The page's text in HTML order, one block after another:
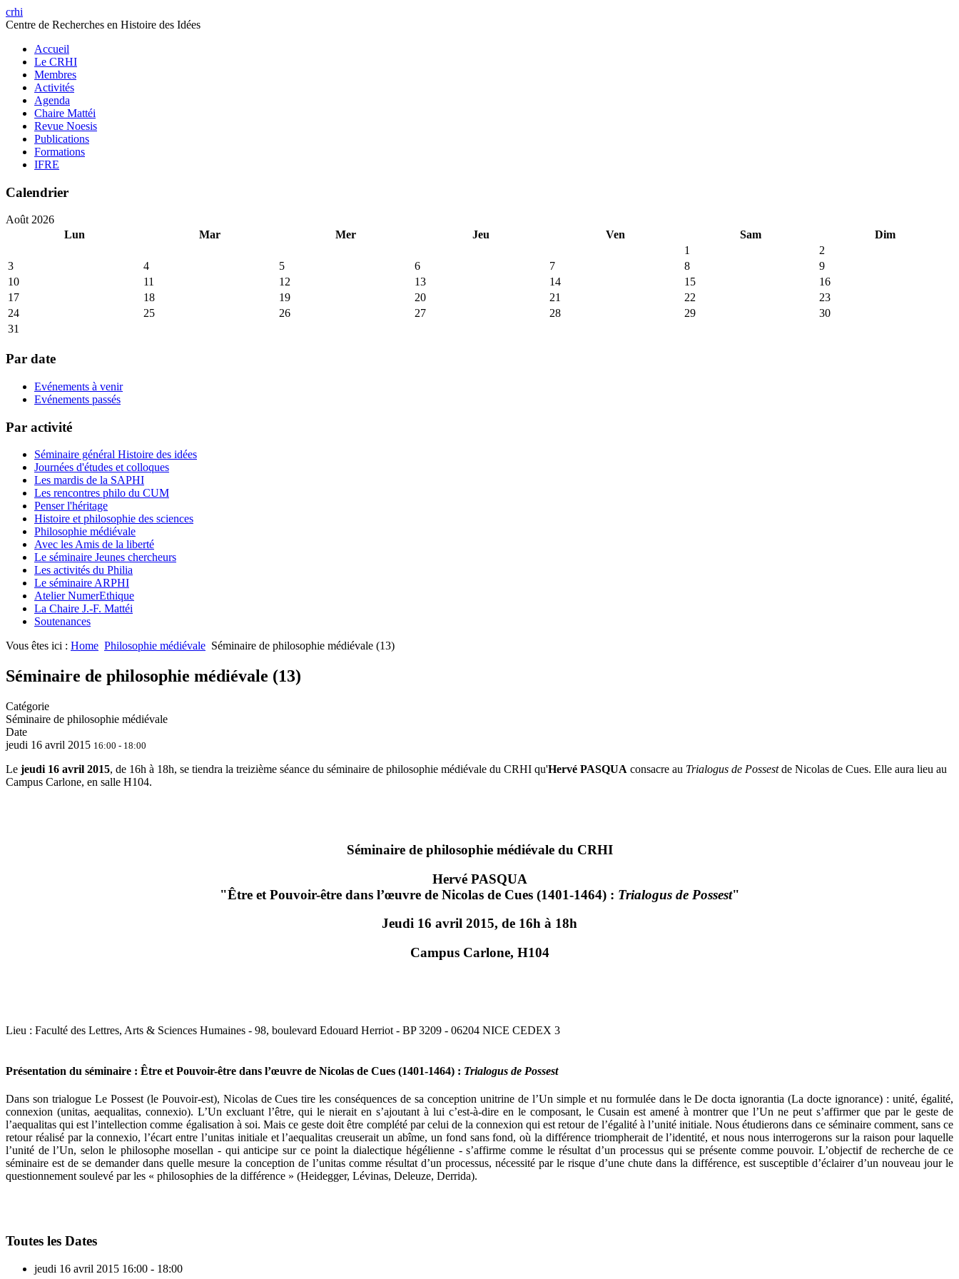
crhi
Centre de Recherches en Histoire des Idées
Accueil
Le CRHI
Membres
Activités
Agenda
Chaire Mattéi
Revue Noesis
Publications
Formations
IFRE
Calendrier
Août 2026
Lun
Mar Mer Jeu Ven Sam
Dim
1
2
3
4 5 6 7 8
9
10
11 12 13 14 15
16
17
18 19 20 21 22
23
24
25 26 27 28 29
30
31
Par date
Evénements à venir
Evénements passés
Par activité
Séminaire général Histoire des idées
Journées d'études et colloques
Les mardis de la SAPHI
Les rencontres philo du CUM
Penser l'héritage
Histoire et philosophie des sciences
Philosophie médiévale
Avec les Amis de la liberté
Le séminaire Jeunes chercheurs
Les activités du Philia
Le séminaire ARPHI
Atelier NumerEthique
La Chaire J.-F. Mattéi
Soutenances
Vous êtes ici : Home Philosophie médiévale Séminaire de philosophie médiévale (13)
Séminaire de philosophie médiévale (13)
Catégorie
Séminaire de philosophie médiévale
Date
jeudi 16 avril 2015 16:00 - 18:00
Le jeudi 16 avril 2015, de 16h à 18h, se tiendra la treizième séance du séminaire de philosophie médiévale du CRHI qu'Hervé PASQUA consacre au Trialogus de Possestde Nicolas de Cues. Elle aura lieu au
Campus Carlone, en salle H104.
Séminaire de philosophie médiévale du CRHI
Hervé PASQUA
"Être et Pouvoir-être dans l’œuvre de Nicolas de Cues (1401-1464) : Trialogus de Possest"
Jeudi 16 avril 2015, de 16h à 18h
Campus Carlone, H104
Lieu : Faculté des Lettres, Arts & Sciences Humaines - 98, boulevard Edouard Herriot - BP 3209 - 06204 NICE CEDEX 3
Présentation du séminaire : Être et Pouvoir-être dans l’œuvre de Nicolas de Cues (1401-1464) : Trialogus de Possest
Dans son trialogue Le Possest (le Pouvoir-est), Nicolas de Cues tire les conséquences de sa conception unitrine de l’Un simple et nu formulée dans le De docta ignorantia (La docte ignorance) : unité, égalité,
connexion (unitas, aequalitas, connexio). L’Un excluant l’être, qui le nierait en s’ajoutant à lui c’est-à-dire en le composant, le Cusain est amené à montrer que l’Un ne peut s’affirmer que par le geste de
l’aequalitas qui est l’intellection comme égalisation à soi. Mais ce geste doit être complété par celui de la connexion qui est retour de l’égalité à l’unité initiale. Nous étudierons dans ce séminaire comment, sans ce
retour réalisé par la connexio, l’écart entre l’unitas initiale et l’aequalitas creuserait un abîme, un fond sans fond, où la différence triompherait de l’identité, et nous nous interrogerons sur la raison pour laquelle
l’unité de l’Un, selon le philosophe mosellan - qui anticipe sur ce point la dialectique hégélienne - s’affirme comme le résultat d’un processus qui se présente comme pouvoir. L’objectif de recherche de ce
séminaire est de se demander dans quelle mesure la conception de l’unitas comme résultat d’un processus, nécessité par le risque d’une chute dans la différence, est susceptible d’éclairer d’un nouveau jour le
questionnement soulevé par les « philosophies de la différence » (Heidegger, Lévinas, Deleuze, Derrida).
Toutes les Dates
jeudi 16 avril 2015 16:00 - 18:00